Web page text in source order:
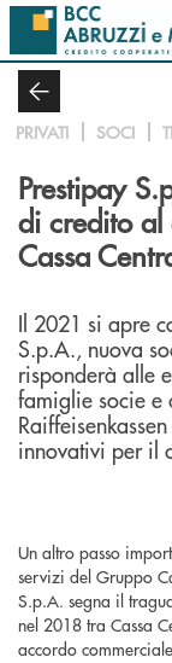
Salta al contenuto
PRIVATI SOCI
Prestipay
di credito al
Cassa
Il 2021 si apre
S.p.A., nuova
risponderà alle
famiglie socie e
innovativi per il
Un altro passo
servizi del Gruppo
S.p.A. segna il
nel 2018 tra Cassa
accordo